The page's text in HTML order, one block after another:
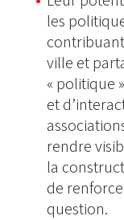
les
ville et
« politique
et
rendre
la
de
question.